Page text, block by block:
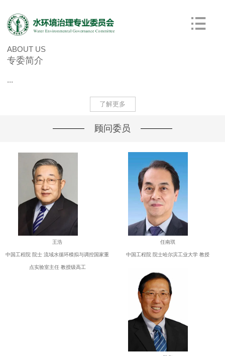
ABOUT US
专委简介
...
了解更多
顾问委员
王浩
中国工程院 院士 流域水循环模拟与调控国家重
点实验室主任 教授级高工
任南琪
中国工程院 院士哈尔滨工业大学 教授